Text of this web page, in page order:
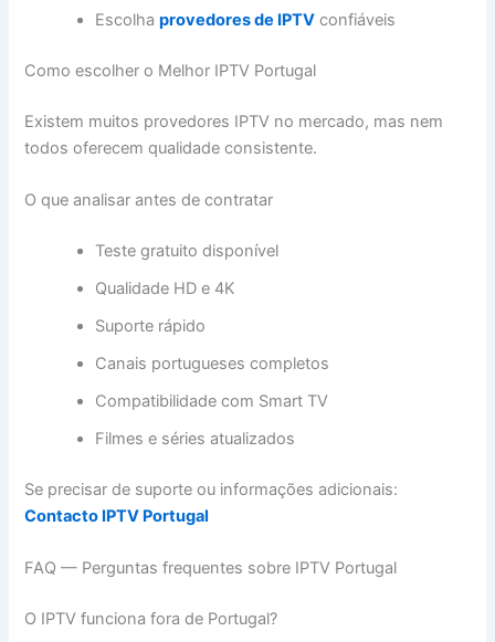
Escolhaprovedores de IPTV confiáveis
Como escolher o Melhor IPTV Portugal
Existem muitos provedores IPTV no mercado, mas nem
todos oferecem qualidade consistente.
O que analisar antes de contratar
Teste gratuito disponível
Qualidade HD e 4K
Suporte rápido
Canais portugueses completos
Compatibilidade com Smart TV
Filmes e séries atualizados
Se precisar de suporte ou informações adicionais:
Contacto IPTV Portugal
FAQ — Perguntas frequentes sobre IPTV Portugal
O IPTV funciona fora de Portugal?